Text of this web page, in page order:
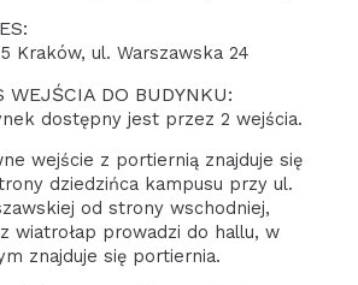
Kraków, ul. Warszawska 24
WEJŚCIA DO BUDYNKU:
dostępny jest przez 2 wejścia.
wejście z portiernią znajduje się
dziedzińca kampusu przy ul.
od strony wschodniej,
wiatrołap prowadzi do hallu, w
znajduje się portiernia.